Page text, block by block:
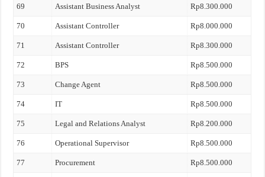
69 Assistant Business Analyst Rp8.300.000
70 Assistant Controller Rp8.000.000
71 Assistant Controller Rp8.300.000
72 BPS Rp8.500.000
73 Change Agent Rp8.500.000
74 IT Rp8.500.000
75 Legal and Relations Analyst Rp8.200.000
76 Operational Supervisor Rp8.500.000
77 Procurement Rp8.500.000